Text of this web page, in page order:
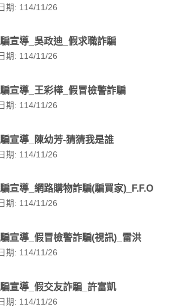
期: 114/11/26
宣導_吳政迪_假求職詐騙
期: 114/11/26
宣導_王彩樺_假冒檢警詐騙
期: 114/11/26
宣導_陳幼芳-猜猜我是誰
期: 114/11/26
宣導_網路購物詐騙(騙買家)_F.F.O
期: 114/11/26
宣導_假冒檢警詐騙(視訊)_雷洪
期: 114/11/26
宣導_假交友詐騙_許富凱
期: 114/11/26